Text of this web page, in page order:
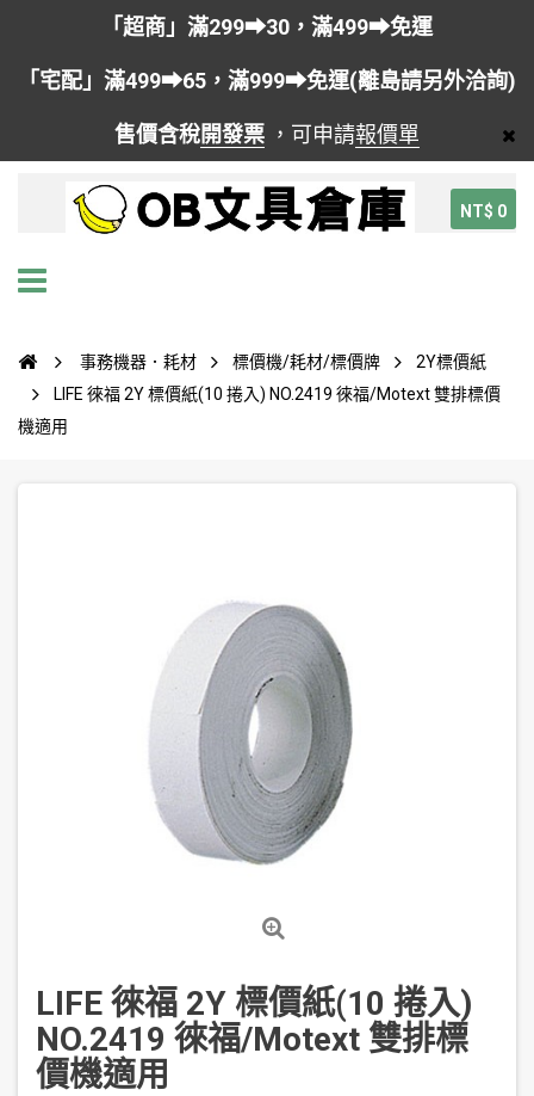
「超商」滿299➡30，滿499➡免運
「宅配」滿499➡65，滿999➡免運(離島請另外洽詢)
售價含稅開發票 ，可申請報價單
NT$ 0
事務機器．耗材 標價機/耗材/標價牌
2Y標價紙
LIFE 徠福 2Y 標價紙(10 捲入) NO.2419 徠福/Motext 雙排標價
機適用
LIFE 徠福 2Y 標價紙(10 捲入)
NO.2419 徠福/Motext 雙排標
價機適用